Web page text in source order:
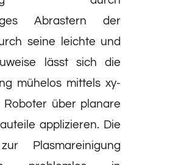
Abrastern der
seine leichte und
lässt sich die
mühelos mittels xy-
Roboter über planare
applizieren. Die
Plasmareinigung